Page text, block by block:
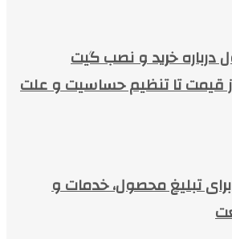
درباره خرید و نصب گیت
قیمت تا تنظیم حساسیت و علت
تبلیغ محصول، خدمات و